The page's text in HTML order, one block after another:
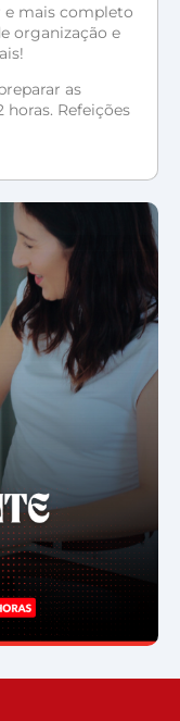
e mais completo
organização e
as
horas. Refeições